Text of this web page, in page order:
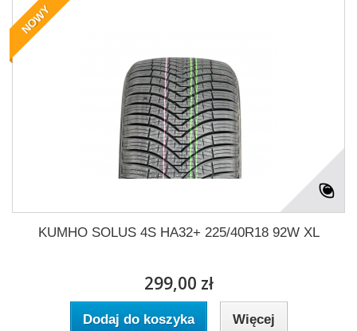
NOWY
KUMHO SOLUS 4S HA32+ 225/40R18 92W XL
299,00 zł
Dodaj do koszyka Więcej